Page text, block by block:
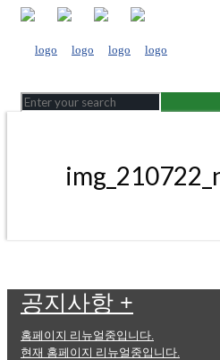
공지사항 +
홈페이지 리뉴얼중입니다.
현재 홈페이지 리뉴얼중입니다.